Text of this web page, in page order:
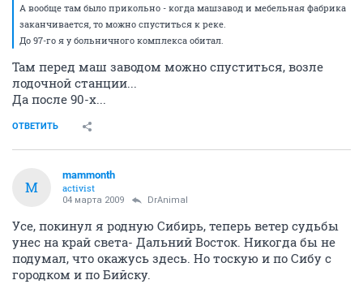
А вообще там было прикольно - когда машзавод и мебельная фабрика
заканчивается, то можно спуститься к реке.
До 97-го я у больничного комплекса обитал.
Там перед маш заводом можно спуститься, возле
лодочной станции...
Да после 90-х...
ОТВЕТИТЬ
M
mammonth
activist
04 марта 2009 DrAnimal
Усе, покинул я родную Сибирь, теперь ветер судьбы
унес на край света- Дальний Восток. Никогда бы не
подумал, что окажусь здесь. Но тоскую и по Сибу с
городком и по Бийску.